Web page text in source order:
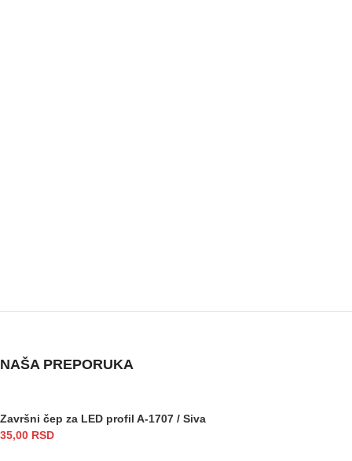
NAŠA PREPORUKA
Završni čep za LED profil A-1707 / Siva
35,00 RSD